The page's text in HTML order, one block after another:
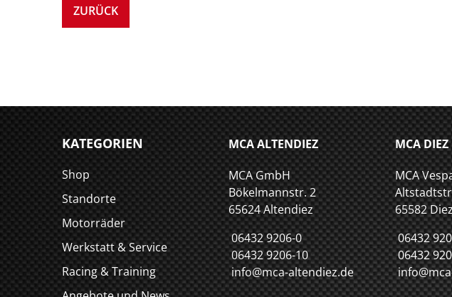
ZURÜCK
KATEGORIEN
Shop
Standorte
Motorräder
Werkstatt & Service
Racing & Training
MCA ALTENDIEZ
MCA GmbH
Bökelmannstr. 2
65624 Altendiez
06432 9206-0
06432 9206-10
info@mca-altendiez.de
MCA DIEZ
MCA
65582
06432
06432